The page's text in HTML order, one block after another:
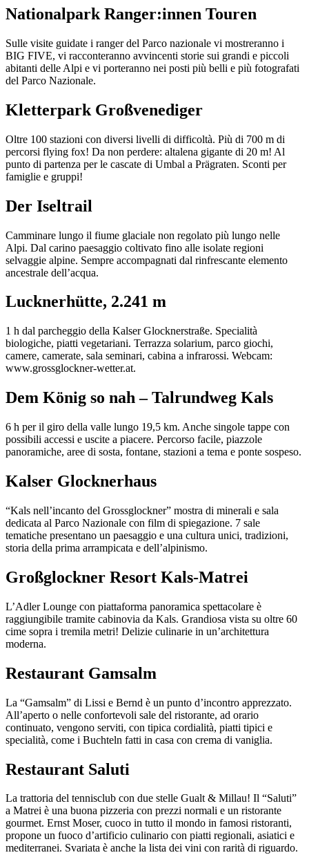
Nationalpark Ranger:innen Touren
Sulle visite guidate i ranger del Parco nazionale vi mostreranno i
BIG FIVE, vi racconteranno avvincenti storie sui grandi e piccoli
abitanti delle Alpi e vi porteranno nei posti più belli e più fotografati
del Parco Nazionale.
Kletterpark Großvenediger
Oltre 100 stazioni con diversi livelli di difficoltà. Più di 700 m di
percorsi flying fox! Da non perdere: altalena gigante di 20 m! Al
punto di partenza per le cascate di Umbal a Prägraten. Sconti per
famiglie e gruppi!
Der Iseltrail
Camminare lungo il fiume glaciale non regolato più lungo nelle
Alpi. Dal carino paesaggio coltivato fino alle isolate regioni
selvaggie alpine. Sempre accompagnati dal rinfrescante elemento
ancestrale dell’acqua.
Lucknerhütte, 2.241 m
1 h dal parcheggio della Kalser Glocknerstraße. Specialità
biologiche, piatti vegetariani. Terrazza solarium, parco giochi,
camere, camerate, sala seminari, cabina a infrarossi. Webcam:
www.grossglockner-wetter.at.
Dem König so nah – Talrundweg Kals
6 h per il giro della valle lungo 19,5 km. Anche singole tappe con
possibili accessi e uscite a piacere. Percorso facile, piazzole
panoramiche, aree di sosta, fontane, stazioni a tema e ponte sospeso.
Kalser Glocknerhaus
“Kals nell’incanto del Grossglockner” mostra di minerali e sala
dedicata al Parco Nazionale con film di spiegazione. 7 sale
tematiche presentano un paesaggio e una cultura unici, tradizioni,
storia della prima arrampicata e dell’alpinismo.
Großglockner Resort Kals-Matrei
L’Adler Lounge con piattaforma panoramica spettacolare è
raggiungibile tramite cabinovia da Kals. Grandiosa vista su oltre 60
cime sopra i tremila metri! Delizie culinarie in un’architettura
moderna.
Restaurant Gamsalm
La “Gamsalm” di Lissi e Bernd è un punto d’incontro apprezzato.
All’aperto o nelle confortevoli sale del ristorante, ad orario
continuato, vengono serviti, con tipica cordialità, piatti tipici e
specialità, come i Buchteln fatti in casa con crema di vaniglia.
Restaurant Saluti
La trattoria del tennisclub con due stelle Gualt & Millau! Il “Saluti”
a Matrei è una buona pizzeria con prezzi normali e un ristorante
gourmet. Ernst Moser, cuoco in tutto il mondo in famosi ristoranti,
propone un fuoco d’artificio culinario con piatti regionali, asiatici e
mediterranei. Svariata è anche la lista dei vini con rarità di riguardo.